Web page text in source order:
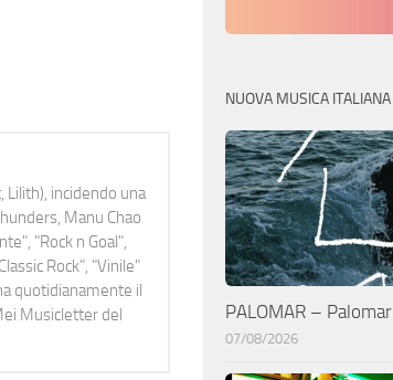
incidendo una
Manu Chao
"Rock n Goal",
Rock”, "Vinile"
quotidianamente il
Musicletter del
NUOVA MUSICA ITALIANA
PALOMAR – Palomar
07/08/2026